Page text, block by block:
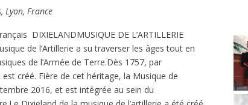
Lyon, France
DIXIELANDMUSIQUE DE L’ARTILLERIE
de l’Artillerie a su traverser les âges tout en
de l’Armée de Terre.Dès 1757, par
créé. Fière de cet héritage, la Musique de
2016, et est intégrée au sein du